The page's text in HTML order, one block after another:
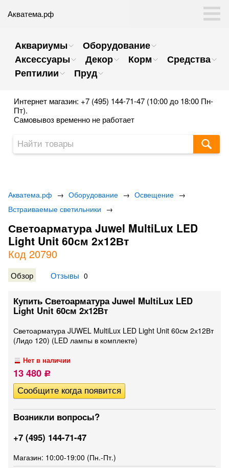
Акватема.рф
Аквариумы
Оборудование
Аксессуары
Декор Корм
Средства
Рептилии
Пруд
Интернет магазин: +7 (495) 144-71-47 (10:00 до 18:00 Пн-
Пт).
Самовывоз временно не работает
Акватема.рф → Оборудование → Освещение →
Встраиваемые светильники →
Светоарматура Juwel MultiLux LED
Light Unit 60см 2х12Вт
Код 20790
Обзор Отзывы 0
Купить Светоарматура Juwel MultiLux LED
Light Unit 60см 2х12Вт
Светоарматура JUWEL MultiLux LED Light Unit 60см 2х12Вт
(Лидо 120) (LED лампы в комплекте)
Нет в наличии
13 480 Р
Возникли вопросы?
+7 (495) 144-71-47
Магазин: 10:00-19:00 (Пн.-Пт.)